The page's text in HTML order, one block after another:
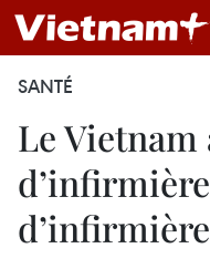
SANTÉ
Le Vietnam